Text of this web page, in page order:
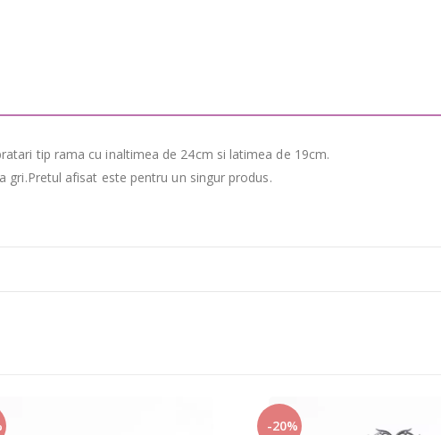
tip rama cu inaltimea de 24cm si latimea de 19cm.
gri.Pretul afisat este pentru un singur produs.
-20%